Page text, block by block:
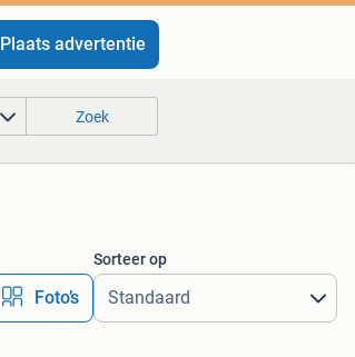
Plaats advertentie
Zoek
Foto’s
Sorteer op